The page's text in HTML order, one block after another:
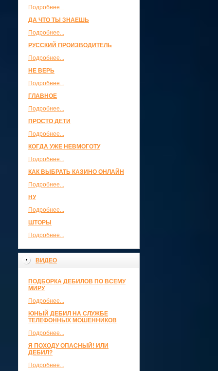
Подробнее...
ДА ЧТО ТЫ ЗНАЕШЬ
Подробнее...
РУССКИЙ ПРОИЗВОДИТЕЛЬ
Подробнее...
НЕ ВЕРЬ
Подробнее...
ГЛАВНОЕ
Подробнее...
ПРОСТО ДЕТИ
Подробнее...
КОГДА УЖЕ НЕВМОГОТУ
Подробнее...
КАК ВЫБРАТЬ КАЗИНО ОНЛАЙН
Подробнее...
НУ
Подробнее...
ШТОРЫ
Подробнее...
ВИДЕО
ПОДБОРКА ДЕБИЛОВ ПО ВСЕМУ
МИРУ
Подробнее...
ЮНЫЙ ДЕБИЛ НА СЛУЖБЕ
ТЕЛЕФОННЫХ МОШЕННИКОВ
Подробнее...
Я ПОХОДУ ОПАСНЫЙ! ИЛИ
ДЕБИЛ?
Подробнее...